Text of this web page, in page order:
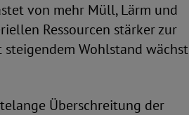
von mehr Müll, Lärm und
Ressourcen stärker zur
steigendem Wohlstand wächst
Überschreitung der